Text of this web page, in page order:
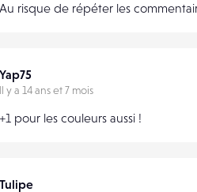
Au risque de répéter les
Yap75
Il y a 14 ans et 7 mois
+1 pour les couleurs aussi !
Tulipe